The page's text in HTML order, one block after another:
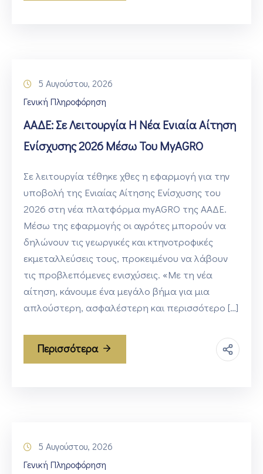
5 Αυγούστου, 2026
Γενική Πληροφόρηση
ΑΑΔΕ: Σε Λειτουργία Η Νέα Ενιαία Αίτηση
Ενίσχυσης 2026 Μέσω Του MyAGRO
Σε λειτουργία τέθηκε χθες η εφαρμογή για την
υποβολή της Ενιαίας Αίτησης Ενίσχυσης του
2026 στη νέα πλατφόρμα myAGRO της ΑΑΔΕ.
Μέσω της εφαρμογής οι αγρότες μπορούν να
δηλώνουν τις γεωργικές και κτηνοτροφικές
εκμεταλλεύσεις τους, προκειμένου να λάβουν
τις προβλεπόμενες ενισχύσεις. «Με τη νέα
αίτηση, κάνουμε ένα μεγάλο βήμα για μια
απλούστερη, ασφαλέστερη και περισσότερο […]
Περισσότερα
5 Αυγούστου, 2026
Γενική Πληροφόρηση